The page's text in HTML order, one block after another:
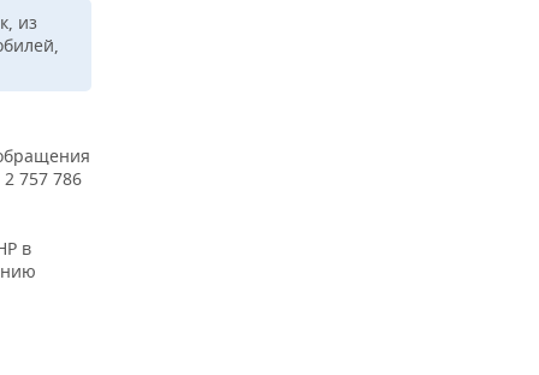
из
757 786
в